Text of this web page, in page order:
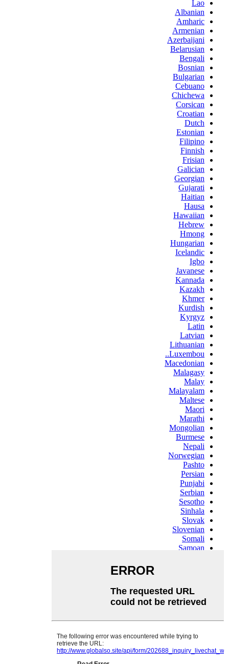
Lao
Albanian
Amharic
Armenian
Azerbaijani
Belarusian
Bengali
Bosnian
Bulgarian
Cebuano
Chichewa
Corsican
Croatian
Dutch
Estonian
Filipino
Finnish
Frisian
Galician
Georgian
Gujarati
Haitian
Hausa
Hawaiian
Hebrew
Hmong
Hungarian
Icelandic
Igbo
Javanese
Kannada
Kazakh
Khmer
Kurdish
Kyrgyz
Latin
Latvian
Lithuanian
Luxembou..
Macedonian
Malagasy
Malay
Malayalam
Maltese
Maori
Marathi
Mongolian
Burmese
Nepali
Norwegian
Pashto
Persian
Punjabi
Serbian
Sesotho
Sinhala
Slovak
Slovenian
Somali
Samoan
Swahili
Tajik
Telugu
Ukrainian
Urdu